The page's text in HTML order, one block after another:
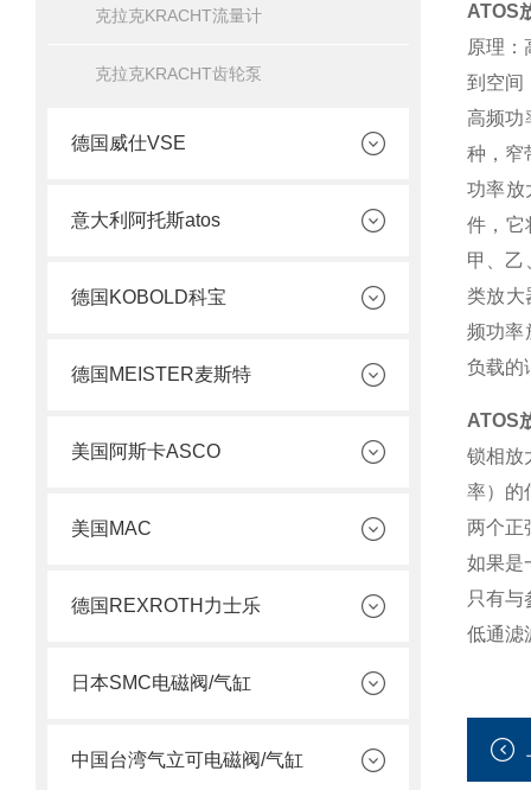
克拉克KRACHT流量计
克拉克KRACHT齿轮泵
德国威仕VSE
意大利阿托斯atos
德国KOBOLD科宝
德国MEISTER麦斯特
美国阿斯卡ASCO
美国MAC
德国REXROTH力士乐
日本SMC电磁阀/气缸
中国台湾气立可电磁阀/气缸
ATOS
原理：
到空间
高频功
种，窄
功率放
件，它
甲、乙
类放大
频功率
负载的
ATOS
锁相放
率）的
两个正
如果是
只有
低通滤